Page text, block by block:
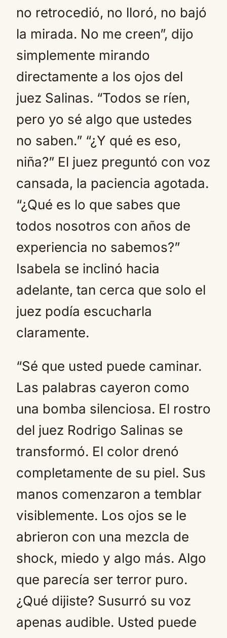
no retrocedió, no lloró, no bajó
la mirada. No me creen”, dijo
simplemente mirando
directamente a los ojos del
juez Salinas. “Todos se ríen,
pero yo sé algo que ustedes
no saben.” “¿Y qué es eso,
niña?” El juez preguntó con voz
cansada, la paciencia agotada.
“¿Qué es lo que sabes que
todos nosotros con años de
experiencia no sabemos?”
Isabela se inclinó hacia
adelante, tan cerca que solo el
juez podía escucharla
claramente.
“Sé que usted puede caminar.
Las palabras cayeron como
una bomba silenciosa. El rostro
del juez Rodrigo Salinas se
transformó. El color drenó
completamente de su piel. Sus
manos comenzaron a temblar
visiblemente. Los ojos se le
abrieron con una mezcla de
shock, miedo y algo más. Algo
que parecía ser terror puro.
¿Qué dijiste? Susurró su voz
apenas audible. Usted puede